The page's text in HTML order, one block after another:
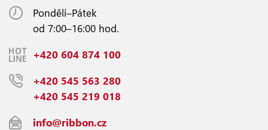
Pondělí–Pátek
od 7:00–16:00 hod.
+420 604 874 100
+420 545 563 280
+420 545 219 018
info@ribbon.cz